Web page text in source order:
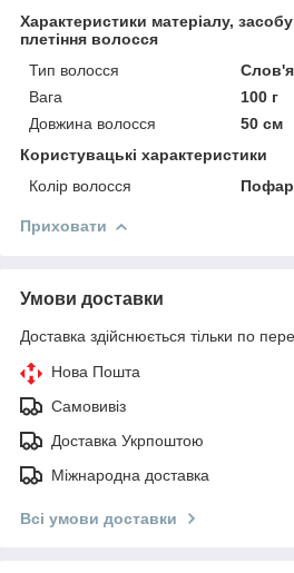
Характеристики матеріалу,
плетіння волосся
Тип волосся
Вага
100 г
Довжина волосся
50 см
Користувацькі характеристики
Колір волосся
Приховати
Умови доставки
Доставка здійснюється тільки по
Нова Пошта
Самовивіз
Доставка Укрпоштою
Міжнародна доставка
Всі умови доставки